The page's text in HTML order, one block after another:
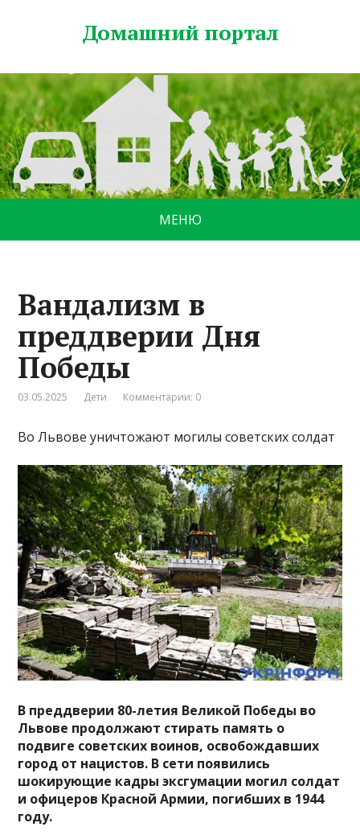
Домашний портал
МЕНЮ
Вандализм в
преддверии Дня
Победы
03.05.2025 Дети Комментарии: 0
Во Львове уничтожают могилы советских солдат
В преддверии 80-летия Великой Победы во
Львове продолжают стирать память о
подвиге советских воинов, освобождавших
город от нацистов. В сети появились
шокирующие кадры эксгумации могил солдат
и офицеров Красной Армии, погибших в 1944
году.